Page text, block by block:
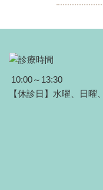
10:00～13:30
【休診日】水曜、日曜